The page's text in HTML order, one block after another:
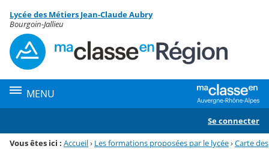
Menu de la rubrique
Contenu
Lycée des Métiers Jean-Claude Aubry
Bourgoin-Jallieu
MENU
Se connecter
Vous êtes ici : Accueil› Les formations proposées par le lycée›Carte des